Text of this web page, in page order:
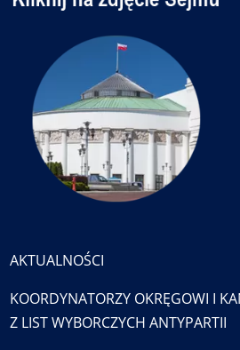
AKTUALNOŚCI
KOORDYNATORZY OKRĘGOWI I
Z LIST WYBORCZYCH ANTYPARTII